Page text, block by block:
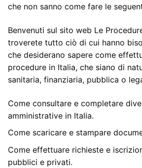
che non sanno come fare le
Benvenuti sul sito web Le
troverete tutto ciò di cui hanno
che desiderano sapere come
procedure in Italia, che siano di
sanitaria, finanziaria, pubblica o
Come consultare e completare
amministrative in Italia.
Come scaricare e stampare
Come effettuare richieste e
pubblici e privati.